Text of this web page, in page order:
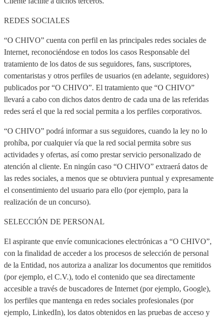
REDES SOCIALES
“O CHIVO” cuenta con perfil en las principales redes sociales de
Internet, reconociéndose en todos los casos Responsable del
tratamiento de los datos de sus seguidores, fans, suscriptores,
comentaristas y otros perfiles de usuarios (en adelante, seguidores)
publicados por “O CHIVO”. El tratamiento que “O CHIVO”
llevará a cabo con dichos datos dentro de cada una de las referidas
redes será el que la red social permita a los perfiles corporativos.
“O CHIVO” podrá informar a sus seguidores, cuando la ley no lo
prohíba, por cualquier vía que la red social permita sobre sus
actividades y ofertas, así como prestar servicio personalizado de
atención al cliente. En ningún caso “O CHIVO” extraerá datos de
las redes sociales, a menos que se obtuviera puntual y expresamente
el consentimiento del usuario para ello (por ejemplo, para la
realización de un concurso).
SELECCIÓN DE PERSONAL
El aspirante que envíe comunicaciones electrónicas a “O CHIVO”,
con la finalidad de acceder a los procesos de selección de personal
de la Entidad, nos autoriza a analizar los documentos que remitidos
(por ejemplo, el C.V.), todo el contenido que sea directamente
accesible a través de buscadores de Internet (por ejemplo, Google),
los perfiles que mantenga en redes sociales profesionales (por
ejemplo, LinkedIn), los datos obtenidos en las pruebas de acceso y